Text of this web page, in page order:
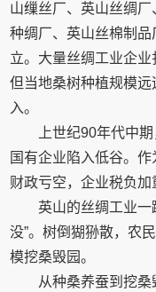
山缫丝厂、英山丝绸
种绸厂、英山丝棉制
立。大量丝绸工业企业
但当地桑树种植规模
入。
上世纪90年代中
国有企业陷入低谷。
财政亏空，企业税负加
英山的丝绸工业一
没”。树倒猢狲散，农
模挖桑毁园。
从种桑养蚕到挖桑